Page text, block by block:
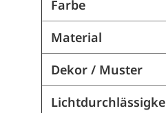
Farbe
Material
Dekor / Muster